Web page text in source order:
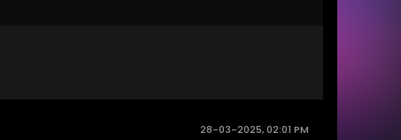
28-03-2025, 02:01 PM